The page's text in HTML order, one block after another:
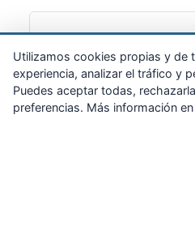
Utilizamos cookies propias y de
experiencia, analizar el tráfico y
Puedes aceptar todas,
preferencias. Más información